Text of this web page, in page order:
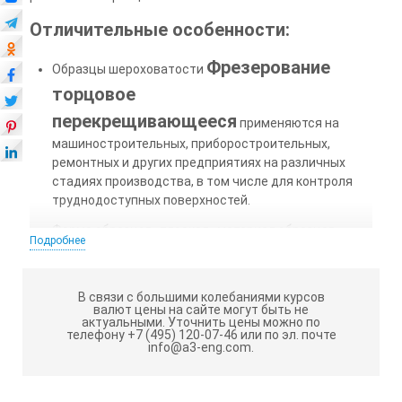
Отличительные особенности:
Образцы шероховатости Фрезерование
торцовое
перекрещивающееся применяются на
машиностроительных, приборостроительных,
ремонтных и других предприятиях на различных
стадиях производства, в том числе для контроля
труднодоступных поверхностей.
Форма образцов -плоская , материал образцов -
сталь, медь, алюминий, чугун, а так же другие
Образцы упакованы в пластмассовые футляры.
Шероховатость образцов указывается на "решетке"
футляра непосредственно над каждым образцом.
Подробнее
В связи с большими колебаниями курсов
валют цены на сайте могут быть не
актуальными. Уточнить цены можно по
телефону +7 (495) 120-07-46 или по эл. почте
info@a3-eng.com.